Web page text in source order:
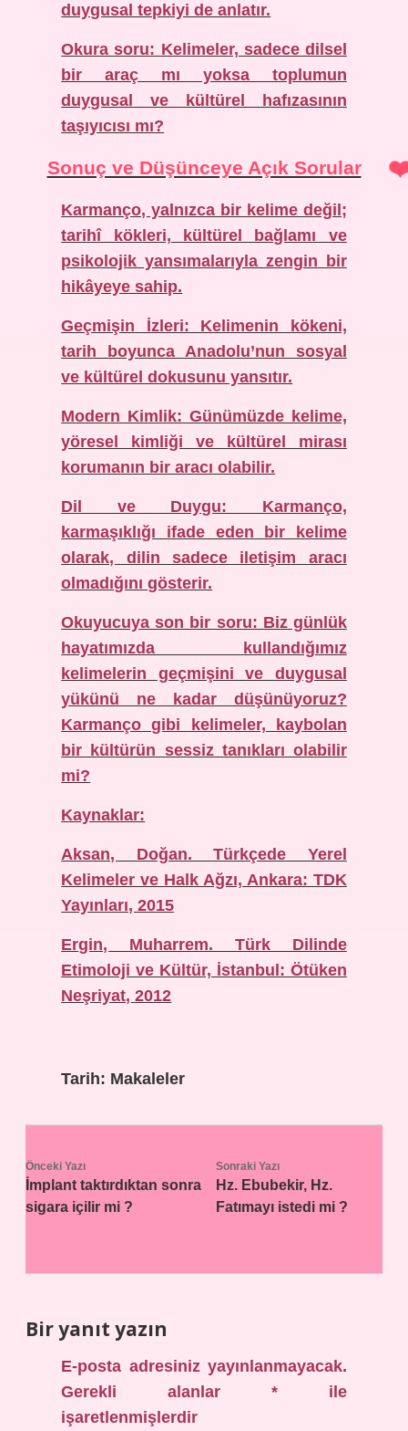
duygusal tepkiyi de anlatır.
Okura soru: Kelimeler, sadece dilsel
bir araç mı yoksa toplumun
duygusal ve kültürel hafızasının
taşıyıcısı mı?
Sonuç ve Düşünceye Açık Sorular
Karmanço, yalnızca bir kelime değil;
tarihî kökleri, kültürel bağlamı ve
psikolojik yansımalarıyla zengin bir
hikâyeye sahip.
Geçmişin İzleri: Kelimenin kökeni,
tarih boyunca Anadolu’nun sosyal
ve kültürel dokusunu yansıtır.
Modern Kimlik: Günümüzde kelime,
yöresel kimliği ve kültürel mirası
korumanın bir aracı olabilir.
Dil ve Duygu: Karmanço,
karmaşıklığı ifade eden bir kelime
olarak, dilin sadece iletişim aracı
olmadığını gösterir.
Okuyucuya son bir soru: Biz günlük
hayatımızda kullandığımız
kelimelerin geçmişini ve duygusal
yükünü ne kadar düşünüyoruz?
Karmanço gibi kelimeler, kaybolan
bir kültürün sessiz tanıkları olabilir
mi?
Kaynaklar:
Aksan, Doğan. Türkçede Yerel
Kelimeler ve Halk Ağzı, Ankara: TDK
Yayınları, 2015
Ergin, Muharrem. Türk Dilinde
Etimoloji ve Kültür, İstanbul: Ötüken
Neşriyat, 2012
Tarih: Makaleler
Önceki Yazı
İmplant taktırdıktan sonra
sigara içilir mi ?
Sonraki Yazı
Hz. Ebubekir, Hz.
Fatımayı istedi mi ?
Bir yanıt yazın
E-posta adresiniz yayınlanmayacak.
Gerekli alanlar *ile
işaretlenmişlerdir